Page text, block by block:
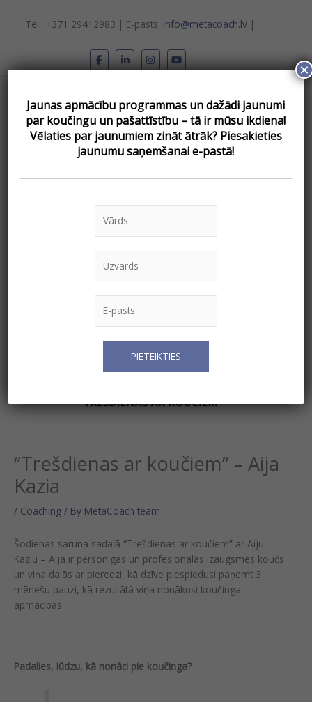
Tel.: +371 29412983 | E-pasts: info@metacoach.lv|
Main
Menu
“Trešdienas ar koučiem” – Aija
Kazia
/ Coaching / By MetaCoach team
Šodienas saruna sadaļā “Trešdienas ar koučiem” ar Aiju
Kaziu – Aija ir personīgās un profesionālās izaugsmes koučs
un viņa dalās ar pieredzi, kā dzīve piespiedusi paņemt 3
mēnešu pauzi, kā rezultātā viņa nonākusi koučinga
apmācībās.
Padalies, lūdzu, kā nonāci pie koučinga?
Jaunas apmācību programmas un dažādi jaunumi
par koučingu un pašattīstību – tā ir mūsu ikdiena!
Vēlаties par jaunumiem zināt ātrāk? Piesakieties
jaunumu saņemšanai e-pastā!
×